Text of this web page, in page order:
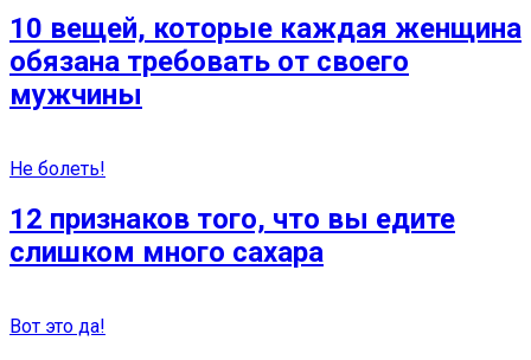
10 вещей, которые каждая женщина
обязана требовать от своего
мужчины
Не болеть!
12 признаков того, что вы едите
слишком много сахара
Вот это да!